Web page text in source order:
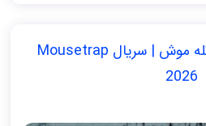
دانلود سریال کره ای تله موش | سریال Mousetrap
2026